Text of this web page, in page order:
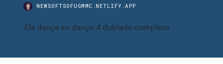
NEWSOFTSOFUGMMC.NETLIFY.APP
Ela dança eu danço 4 dublado completo